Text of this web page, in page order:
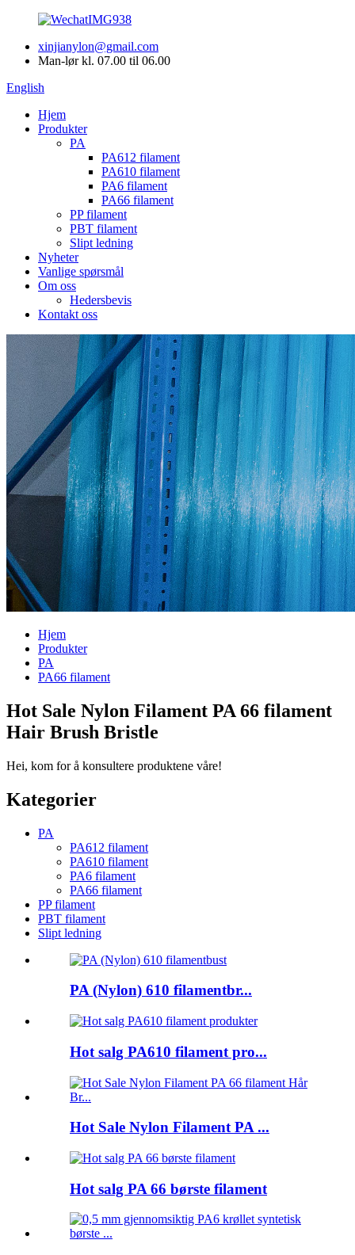
xinjianylon@gmail.com
Man-lør kl. 07.00 til 06.00
English
Hjem
Produkter
PA
PA612 filament
PA610 filament
PA6 filament
PA66 filament
PP filament
PBT filament
Slipt ledning
Nyheter
Vanlige spørsmål
Om oss
Hedersbevis
Kontakt oss
Hjem
Produkter
PA
PA66 filament
Hot Sale Nylon Filament PA 66 filament
Hair Brush Bristle
Hei, kom for å konsultere produktene våre!
Kategorier
PA
PA612 filament
PA610 filament
PA6 filament
PA66 filament
PP filament
PBT filament
Slipt ledning
PA (Nylon) 610 filamentbr...
Hot salg PA610 filament pro...
Hot Sale Nylon Filament PA ...
Hot salg PA 66 børste filament